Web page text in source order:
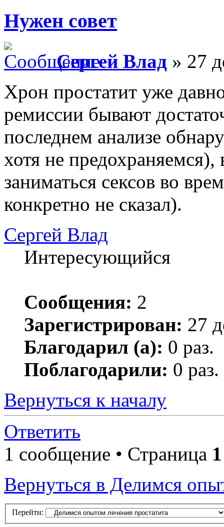
Нужен совет
Сергей Влад » 27
Хрон простатит уже
ремиссии бывают
последнем анализе
хотя не
заниматься сексов во
конкретно не сказал).
Сергей Влад
Интересующийся
Сообщения: 2
Зарегистрирован: 27
Благодарил (а): 0 раз.
Поблагодарили: 0 раз.
Вернуться к началу
Ответить
1 сообщение • Страница 1
Вернуться в Делимся
Перейти: